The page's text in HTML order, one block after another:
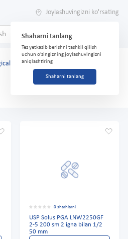
Joylashuvingizni ko'rsating
Shaharni tanlang
Tez yetkazib berishni tashkil qilish
uchun o'zingizning joylashuvingizni
aniqlashtiring
Shaharni tanlang
0 sharhlarni
USP Solus PGA LNW2250GF
2-5 200 sm 2 igna bilan 1/2
50 mm